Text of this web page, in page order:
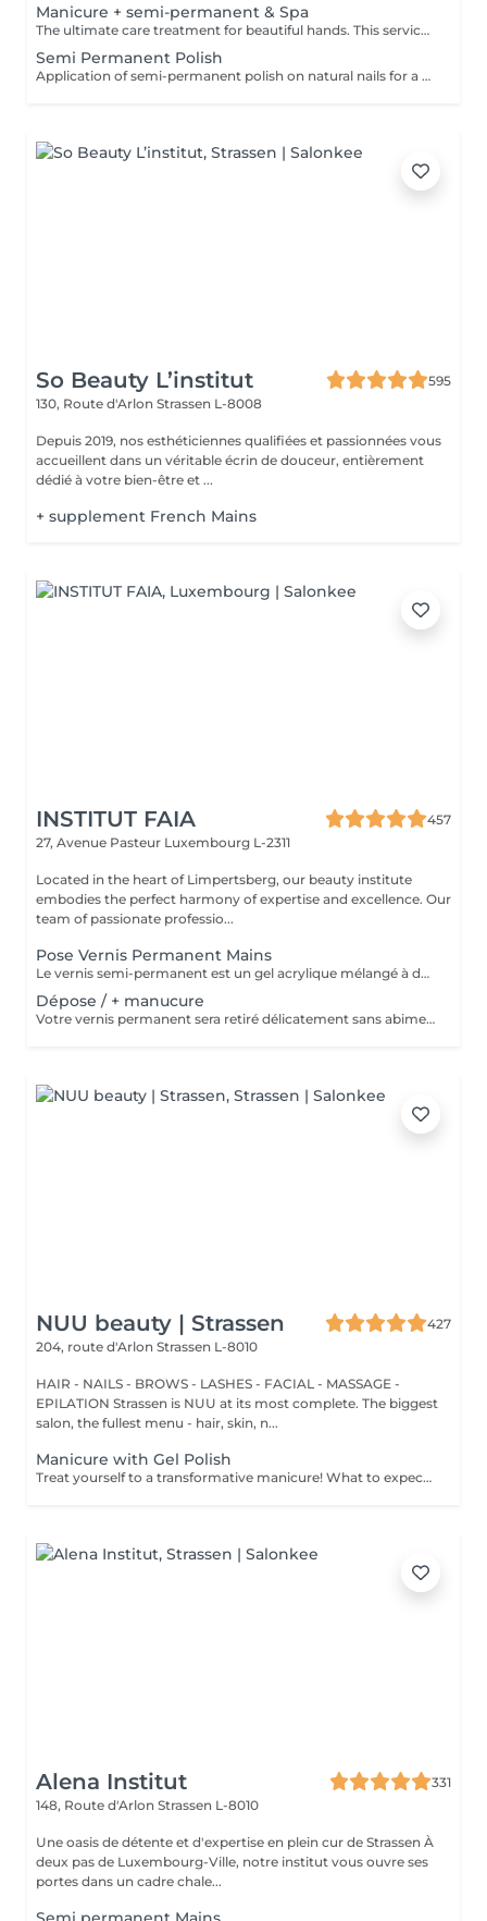
Manicure + semi-permanent & Spa
The ultimate care treatment for beautiful hands. This service includes a hand soak, a classic manicure, a semi-permanent polish application, a gentle exfoliating scrub, a nourishing mask, and a relaxing hand massage. Semi-permanent polish lasts around 2 to 3 weeks and must be professionally removed or renewed in the salon.
Semi Permanent Polish
Application of semi-permanent polish on natural nails for a glossy finish lasting around 2 to 3 weeks. Semi-permanent polish must be professionally removed or renewed in the salon.
So Beauty L’institut
595
130, Route d'Arlon Strassen L-8008
Depuis 2019, nos esthéticiennes qualifiées et passionnées vous
accueillent dans un véritable écrin de douceur, entièrement
dédié à votre bien-être et ...
+ supplement French Mains
INSTITUT FAIA
457
27, Avenue Pasteur Luxembourg L-2311
Located in the heart of Limpertsberg, our beauty institute
embodies the perfect harmony of expertise and excellence. Our
team of passionate professio...
Pose Vernis Permanent Mains
Le vernis semi-permanent est un gel acrylique mélangé à du vernis, appliqué sur l'ongle et durci par des UV. Il a la même texture qu'un vernis classique, est aussi liquide et a encore plus de brillance. Il reste impeccable, sans ternir et sans s'écailler.
Dépose / + manucure
Votre vernis permanent sera retiré délicatement sans abimer vos ongles. La manucure est un soin des mains comprenant le limage des ongles, la pousse et la coupe des cuticules, massage avec crème de soin et application d'un vernis transparent si désiré.
NUU beauty | Strassen
427
204, route d'Arlon Strassen L-8010
HAIR - NAILS - BROWS - LASHES - FACIAL - MASSAGE -
EPILATION Strassen is NUU at its most complete. The biggest
salon, the fullest menu - hair, skin, n...
Manicure with Gel Polish
Treat yourself to a transformative manicure! What to expect: - old polish is removed as a bonus - rough skin is removed - nails are shaped - cuticles and side ridges are polished - reinforcement is performed if chosen - semi-permanent polish is applied - cuticle oil and hand cream are applied Age: 16+ Frequency: every 3 weeks for best results. *Removal of old semi-permanent polish is included with the manicure. If you want a separate removal appointment, we charge €20 for the careful process that protects your nails. For the manicure, we leave a thin layer of old polish under the new layer to enhance the durability of the semi-permanent polish. *Please note that if semipermanent nail polish without manicure is chosen, rough skin, cuticle and side ridges won't be removed.
Alena Institut
331
148, Route d'Arlon Strassen L-8010
Une oasis de détente et d'expertise en plein cur de Strassen À
deux pas de Luxembourg-Ville, notre institut vous ouvre ses
portes dans un cadre chale...